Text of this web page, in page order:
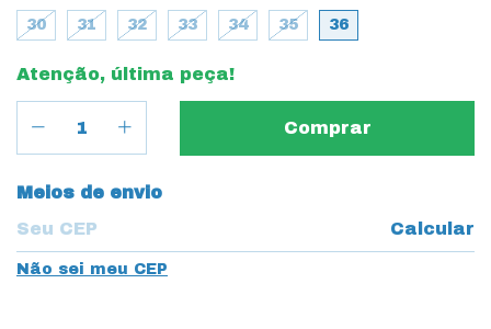
30 31 32 33 34 35 36
Atenção, última peça!
Entregas para o CEP:
Meios de envio
Calcular
Não sei meu CEP